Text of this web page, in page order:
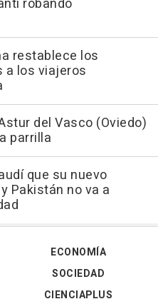
robando
restablece los
los viajeros
del Vasco (Oviedo)
parrilla
que su nuevo
Pakistán no va a
ECONOMÍA
SOCIEDAD
CIENCIAPLUS